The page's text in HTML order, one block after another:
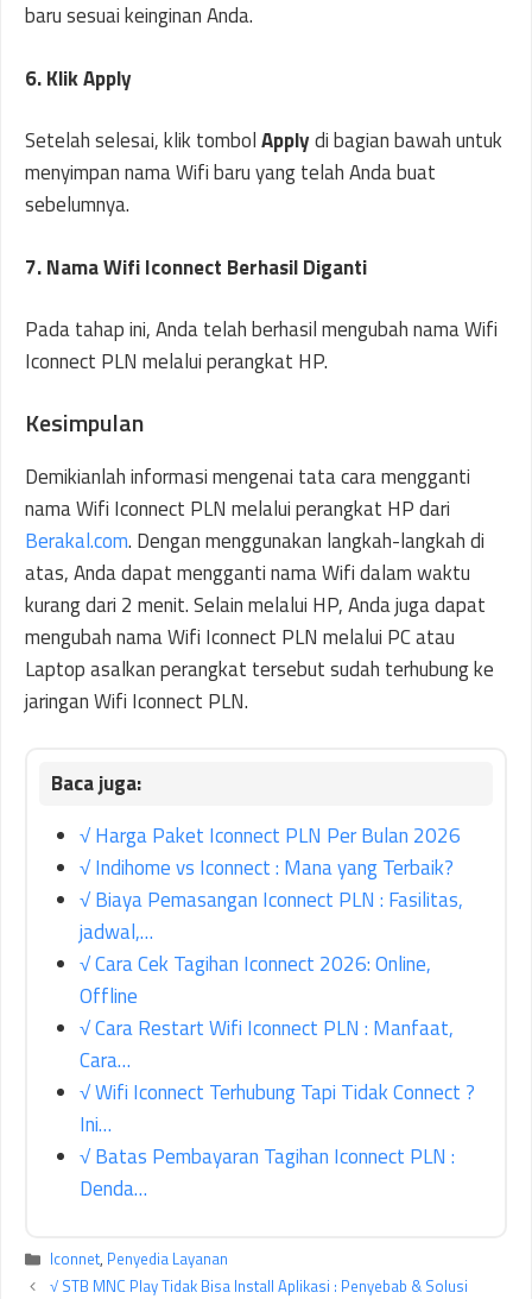
baru sesuai keinginan Anda.
6. Klik Apply
Setelah selesai, klik tombolApplydi bagian bawah untuk
menyimpan nama Wifi baru yang telah Anda buat
sebelumnya.
7. Nama Wifi Iconnect Berhasil Diganti
Pada tahap ini, Anda telah berhasil mengubah nama Wifi
Iconnect PLN melalui perangkat HP.
Kesimpulan
Demikianlah informasi mengenai tata cara mengganti
nama Wifi Iconnect PLN melalui perangkat HP dari
Berakal.com. Dengan menggunakan langkah-langkah di
atas, Anda dapat mengganti nama Wifi dalam waktu
kurang dari 2 menit. Selain melalui HP, Anda juga dapat
mengubah nama Wifi Iconnect PLN melalui PC atau
Laptop asalkan perangkat tersebut sudah terhubung ke
jaringan Wifi Iconnect PLN.
√ Harga Paket Iconnect PLN Per Bulan 2026
√ Indihome vs Iconnect : Mana yang Terbaik?
√ Biaya Pemasangan Iconnect PLN : Fasilitas,
jadwal,…
√ Cara Cek Tagihan Iconnect 2026: Online,
Offline
√ Cara Restart Wifi Iconnect PLN : Manfaat,
Cara…
√ Wifi Iconnect Terhubung Tapi Tidak Connect ?
Ini…
√ Batas Pembayaran Tagihan Iconnect PLN :
Denda…
Kategori
Iconnet, Penyedia Layanan
√ STB MNC Play Tidak Bisa Install Aplikasi : Penyebab & Solusi